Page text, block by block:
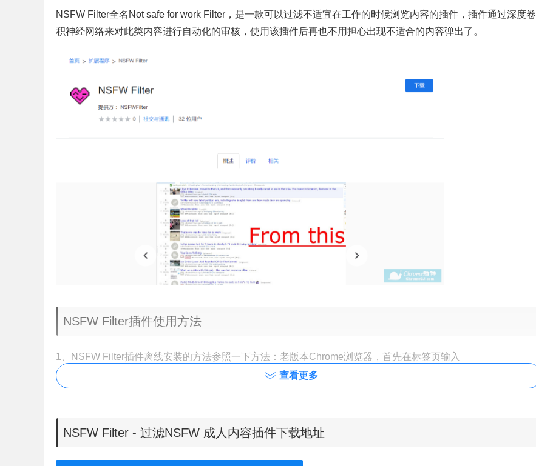
NSFW Filter全名Not safe for work Filter，是一款可以过滤不适宜在工作的时候浏览内容的插件，插件通过深度卷
积神经网络来对此类内容进行自动化的审核，使用该插件后再也不用担心出现不适合的内容弹出了。
NSFW Filter插件使用方法
1、NSFW Filter插件离线安装的方法参照一下方法：老版本Chrome浏览器 ，首先在标签页输入
【chrome://extensions/】进入chrome扩展程序，解压你在本站下载的插件，并拖入扩展程序页即可。
查看更多
NSFW Filter - 过滤NSFW 成人内容插件下载地址